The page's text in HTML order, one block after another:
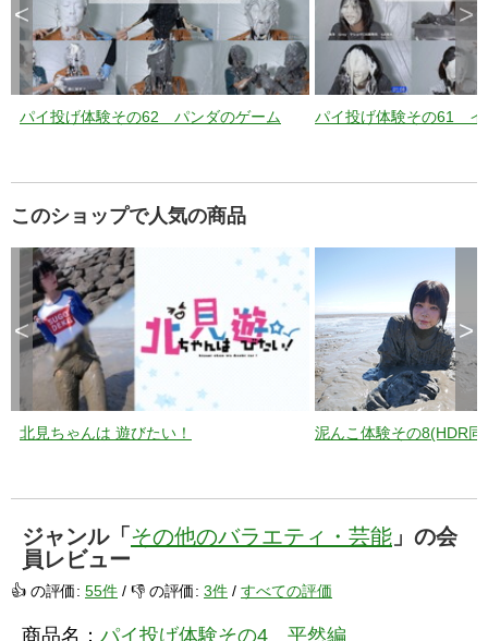
パイ投げ体験その62 パンダのゲーム パイ投げ体験その61 イ
< >
このショップで人気の商品
北見ちゃんは 遊びたい！ 泥んこ体験その8(HDR同
< >
ジャンル「 その他のバラエティ・芸能 」の会
員レビュー
👍 の評価: 55件 / 👎 の評価: 3件 / すべての評価
商品名： パイ投げ体験その4 平然編